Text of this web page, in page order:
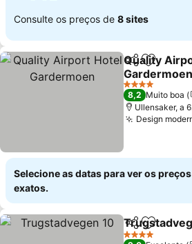
Consulte os preços de 8 sites
Partilhar
Quality
Gardermoen
4 Estrelas
8,2 Muito boa
Ullensaker, a
Design
Selecione as datas para ver os preços
exatos.
Partilhar
4 Estrelas